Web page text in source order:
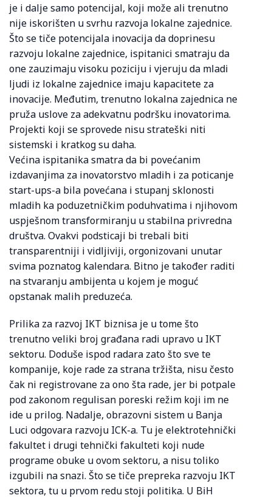
je i dalje samo potencijal, koji može ali trenutno
nije iskorišten u svrhu razvoja lokalne zajednice.
Što se tiče potencijala inovacija da doprinesu
razvoju lokalne zajednice, ispitanici smatraju da
one zauzimaju visoku poziciju i vjeruju da mladi
ljudi iz lokalne zajednice imaju kapacitete za
inovacije. Međutim, trenutno lokalna zajednica ne
pruža uslove za adekvatnu podršku inovatorima.
Projekti koji se sprovede nisu strateški niti
sistemski i kratkog su daha.
Većina ispitanika smatra da bi povećanim
izdavanjima za inovatorstvo mladih i za poticanje
start-ups-a bila povećana i stupanj sklonosti
mladih ka poduzetničkim poduhvatima i njihovom
uspješnom transformiranju u stabilna privredna
društva. Ovakvi podsticaji bi trebali biti
transparentniji i vidljiviji, orgonizovani unutar
svima poznatog kalendara. Bitno je također raditi
na stvaranju ambijenta u kojem je moguć
opstanak malih preduzeća.
Prilika za razvoj IKT biznisa je u tome što
trenutno veliki broj građana radi upravo u IKT
sektoru. Doduše ispod radara zato što sve te
kompanije, koje rade za strana tržišta, nisu često
čak ni registrovane za ono šta rade, jer bi potpale
pod zakonom regulisan poreski režim koji im ne
ide u prilog. Nadalje, obrazovni sistem u Banja
Luci odgovara razvoju ICK-a. Tu je elektrotehnički
fakultet i drugi tehnički fakulteti koji nude
programe obuke u ovom sektoru, a nisu toliko
izgubili na snazi. Što se tiče prepreka razvoju IKT
sektora, tu u prvom redu stoji politika. U BiH